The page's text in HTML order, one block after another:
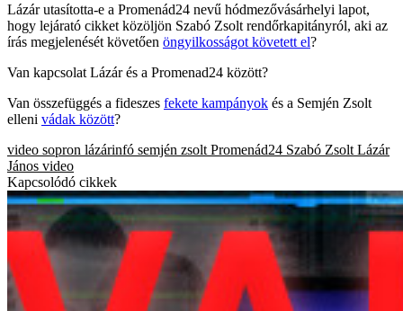
Lázár utasította-e a Promenád24 nevű hódmezővásárhelyi lapot,
hogy lejárató cikket közöljön Szabó Zsolt rendőrkapitányról, aki az
írás megjelenését követően öngyilkosságot követett el?
Van kapcsolat Lázár és a Promenad24 között?
Van összefüggés a fideszes fekete kampányok és a Semjén Zsolt
elleni vádak között?
video sopron lázárinfó semjén zsolt Promenád24 Szabó Zsolt Lázár
János video
Kapcsolódó cikkek